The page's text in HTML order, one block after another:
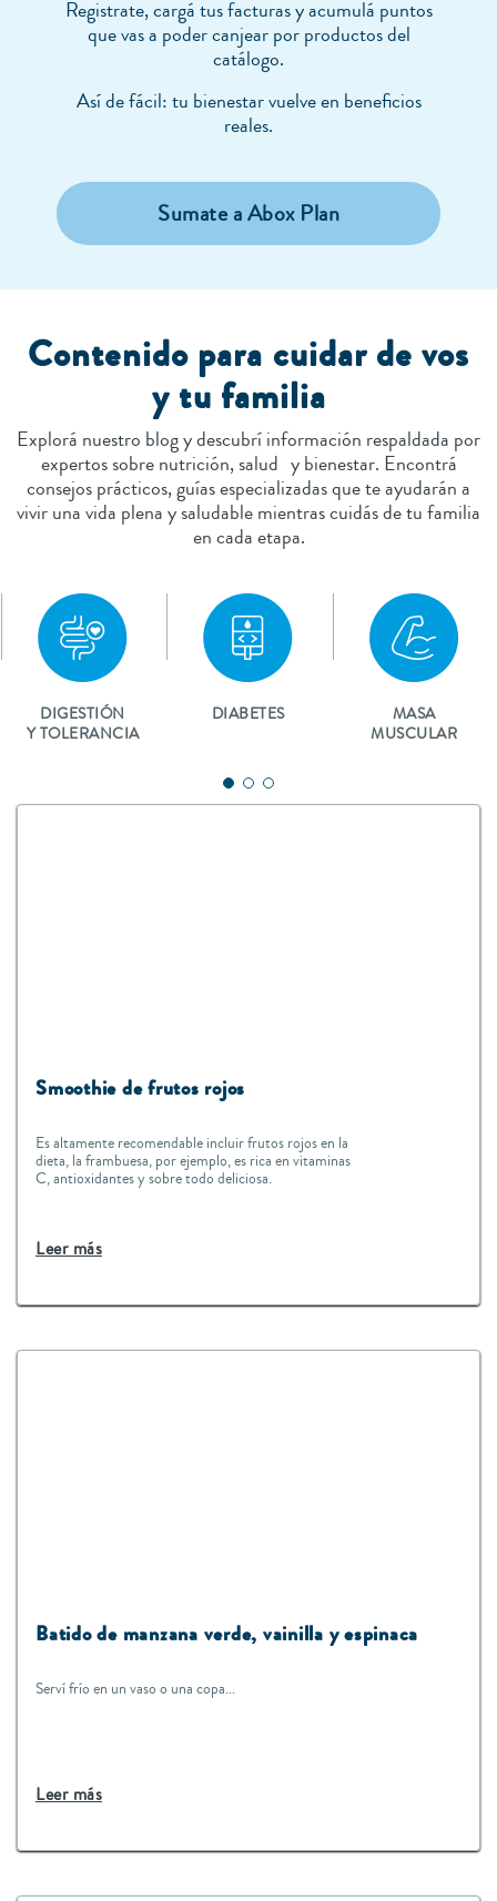
Registrate, cargá tus facturas y acumulá puntos
que vas a poder canjear por productos del
catálogo.
Así de fácil: tu bienestar vuelve en beneficios
reales.
Sumate a Abox Plan
Contenido para cuidar de vos
y tu familia
Explorá nuestro blog y descubrí información respaldada por
expertos sobre nutrición, salud y bienestar. Encontrá
consejos prácticos, guías especializadas que te ayudarán a
vivir una vida plena y saludable mientras cuidás de tu familia
en cada etapa.
DIGESTIÓN
Y TOLERANCIA
DIABETES
MASA
MUSCULAR
Smoothie de frutos rojos
Es altamente recomendable incluir frutos rojos en la
dieta, la frambuesa, por ejemplo, es rica en vitaminas
C, antioxidantes y sobre todo deliciosa.
Leer más
Batido de manzana verde, vainilla y espinaca
Serví frío en un vaso o una copa...
Leer más